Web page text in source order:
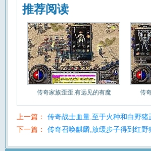
推荐阅读
传奇家族歪歪,有远见的有魔 传
上一篇：
传奇战士血量,至于火种和白野猪
下一篇：
传奇召唤麒麟,放缓步子得到红野